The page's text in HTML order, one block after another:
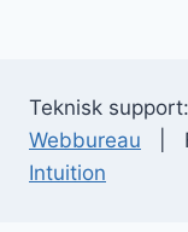
Teknisk support:
Webbureau |
Intuition